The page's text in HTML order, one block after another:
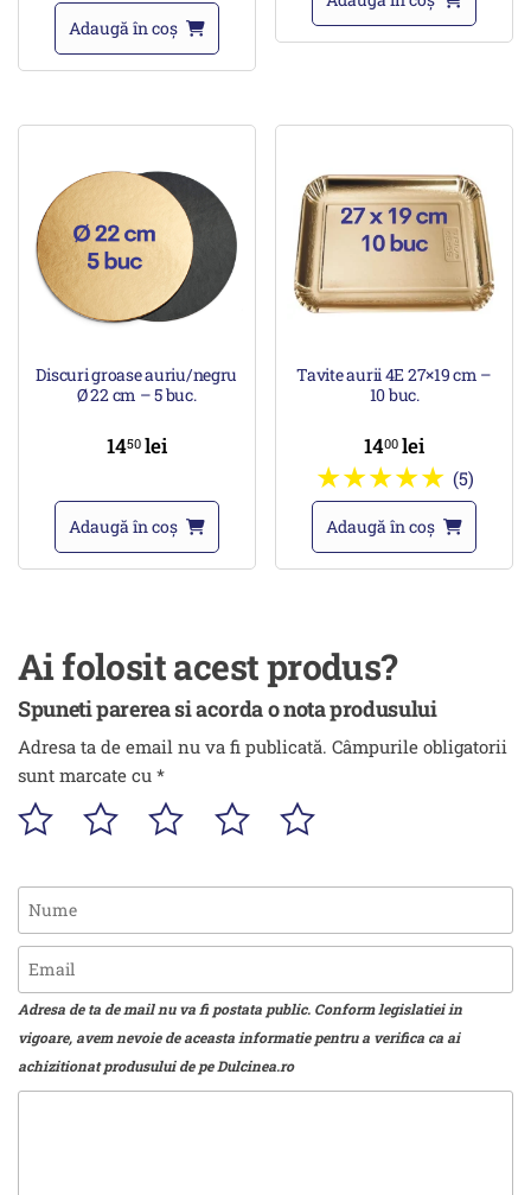
Adaugă în coș
Discuri groase auriu/negru
Ø 22 cm – 5 buc.
1450 lei
Adaugă în coș
Tavite aurii 4E 27×19 cm –
10 buc.
1400lei
(5)
Adaugă în coș
Ai folosit acest produs?
Spuneti parerea si acorda o nota produsului
Adresa ta de email nu va fi publicată. Câmpurile obligatorii
sunt marcate cu *
Adresa de ta de mail nu va fi postata public. Conform legislatiei in
vigoare, avem nevoie de aceasta informatie pentru a verifica ca ai
achizitionat produsului de pe Dulcinea.ro